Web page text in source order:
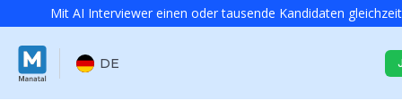
Mit AI Interviewer einen oder tausende Kandidaten
DE